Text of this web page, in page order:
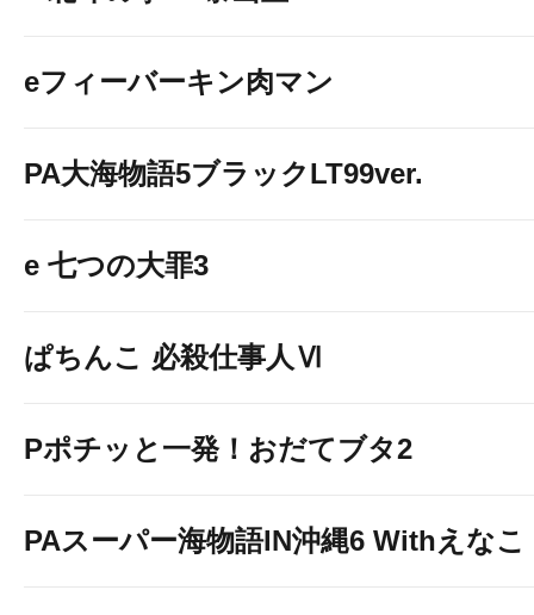
eフィーバーキン肉マン
PA大海物語5ブラックLT99ver.
e 七つの大罪3
ぱちんこ 必殺仕事人Ⅵ
Pポチッと一発！おだてブタ2
PAスーパー海物語IN沖縄6 Withえなこ